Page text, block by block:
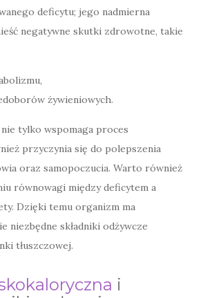
deficytu; jego nadmierna
negatywne skutki zdrowotne, takie
żywieniowych.
nie tylko wspomaga proces
przyczynia się do polepszenia
oraz samopoczucia. Warto również
równowagi między deficytem a
Dzięki temu organizm ma
niezbędne składniki odżywcze
tłuszczowej.
i